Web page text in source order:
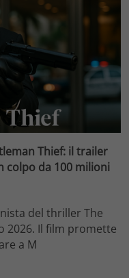
Thief: il trailer
colpo da 100 milioni
del thriller The
2026. Il film promette
a M